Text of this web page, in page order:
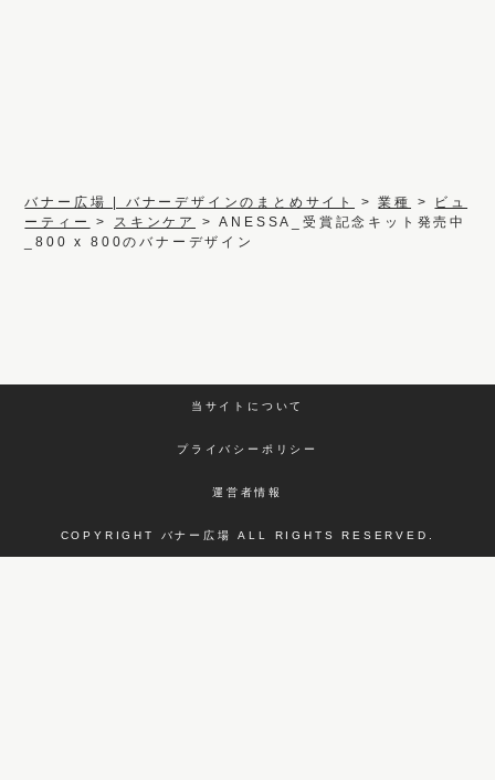
バナー広場 | バナーデザインのまとめサイト >業種 >
ビュ
ーティー
> スキンケア >ANESSA_受賞記念キット発売中
_800 x 800のバナーデザイン
当サイトについて
プライバシーポリシー
運営者情報
COPYRIGHT バナー広場 ALL RIGHTS RESERVED.